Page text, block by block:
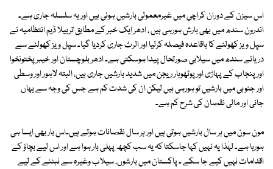
اس سیزن کے دوران کراچی میں غیرمعمولی بارشیں ہوئی ہیں اور یہ سلسلہ جاری ہے۔
اندرون سندھ میں بھی بارش ہورہی ہیں ، ادھر ایک خبر کے مطابق تربیلا ڈیم انتظامیہ نے
سپل ویز کھولنے کا باقاعدہ فیصلہ کرلیا اور الرٹ جاری کردیا گیا۔ سپل ویز کھولنے سے
دریائے سندھ میں سیلابی صورتحال پیدا ہوسکتی ہے۔ ادھر بلوچستان اور خیبر پختونخوا
اور پنجاب کے پہاڑی اور پوٹھوہار ریجن میں شدید بارشیں جاری ہیں، البتہ لاہور اور وسطی
اور جنوبی میں بارشیں تو ہورہی ہیں لیکن ان کی شدت کم ہے جس کی وجہ سے یہاں
جانی اور مالی نقصان کی شرح کم ہے۔
مون سون میں ہر سال بارشیں ہوتی ہیں اور ہر سال نقصانات ہوتے ہیں۔اس بار بھی ایسا ہی
ہورہا ہے۔ لہٰذا یہ نہیں کہا جاسکتا کہ یہ سب کچھ پہلی بار ہوا ہے اور اس لیے بچاؤ کے
اقدامات نہیں کیے جا سکے ۔ پاکستان میں بارشوں، سیلاب وغیرہ سے نبٹنے کے لیے